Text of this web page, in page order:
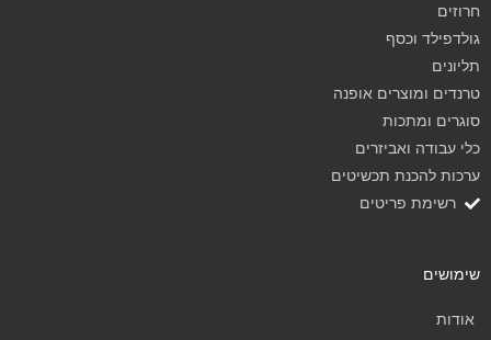
חרוזים
גולדפילד וכסף
תליונים
טרנדים ומוצרים אופנה
סוגרים ומתכות
כלי עבודה ואביזרים
ערכות להכנת תכשיטים
רשימת פריטים
שימושים
אודות